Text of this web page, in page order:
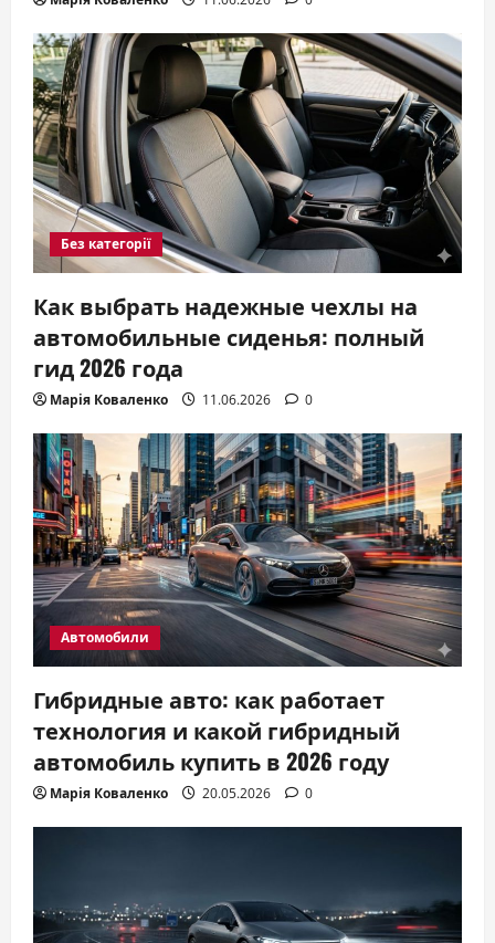
Без категорії
Как выбрать надежные чехлы на
автомобильные сиденья: полный
гид 2026 года
Марія Коваленко 11.06.2026 0
Автомобили
Гибридные авто: как работает
технология и какой гибридный
автомобиль купить в 2026 году
Марія Коваленко 20.05.2026 0